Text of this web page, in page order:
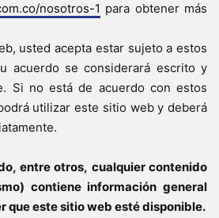
nosotros-1 para obtener más
usted acepta estar sujeto a estos
acuerdo se considerará escrito y
Si no está de acuerdo con estos
utilizar este sitio web y deberá
entre otros, cualquier contenido
contiene información general
que este sitio web esté disponible.